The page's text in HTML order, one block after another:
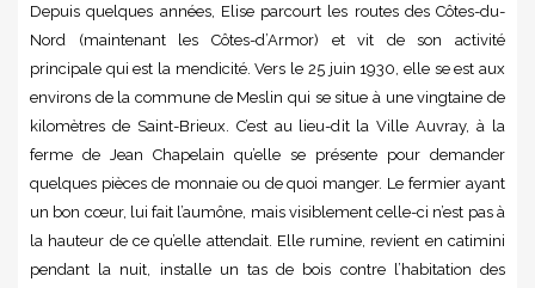
Depuis quelques années, Elise parcourt les routes des Côtes-du-
Nord (maintenant les Côtes-d’Armor) et vit de son activité
principale qui est la mendicité. Vers le 25 juin 1930, elle se est aux
environs de la commune de Meslin qui se situe à une vingtaine de
kilomètres de Saint-Brieux. C’est au lieu-dit la Ville Auvray, à la
ferme de Jean Chapelain qu’elle se présente pour demander
quelques pièces de monnaie ou de quoi manger. Le fermier ayant
un bon cœur, lui fait l’aumône, mais visiblement celle-ci n’est pas à
la hauteur de ce qu’elle attendait. Elle rumine, revient en catimini
pendant la nuit, installe un tas de bois contre l’habitation des